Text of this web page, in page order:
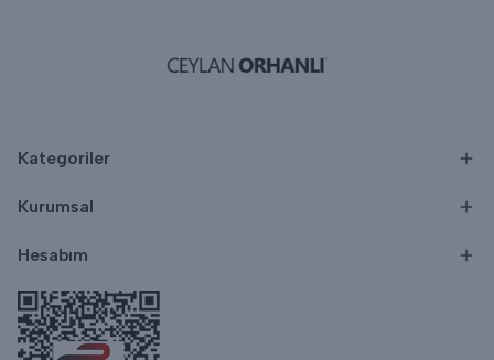
Kategoriler
Kurumsal
Hesabım